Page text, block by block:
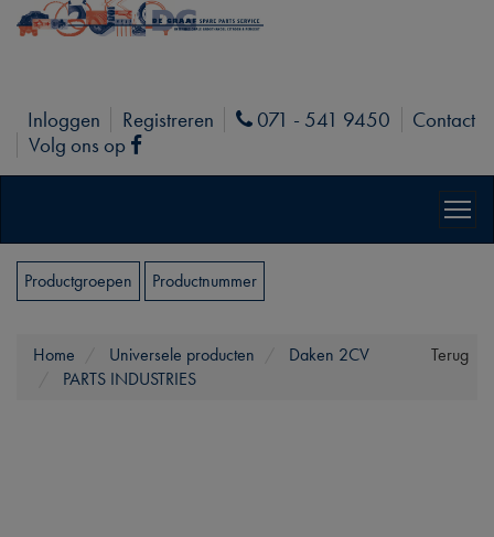
Inloggen Registreren Phone
071 - 541 9450
Contact
Volg ons op
Facebook
Productgroepen Productnummer
Terug
Home Universele producten
Daken 2CV
PARTS INDUSTRIES